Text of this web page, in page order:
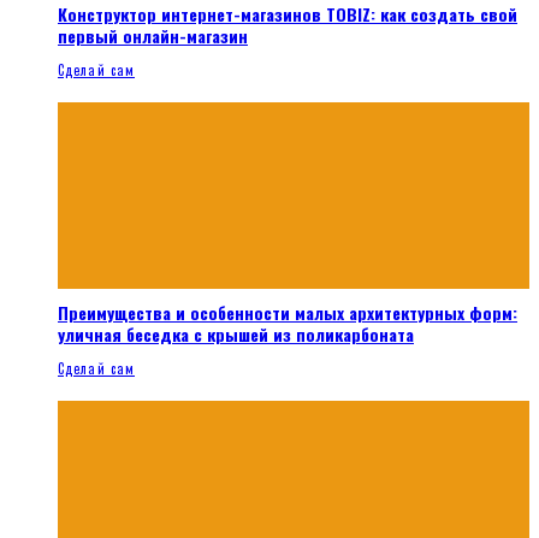
Конструктор интернет-магазинов TOBIZ: как создать свой
первый онлайн-магазин
Сделай сам
Преимущества и особенности малых архитектурных форм:
уличная беседка с крышей из поликарбоната
Сделай сам